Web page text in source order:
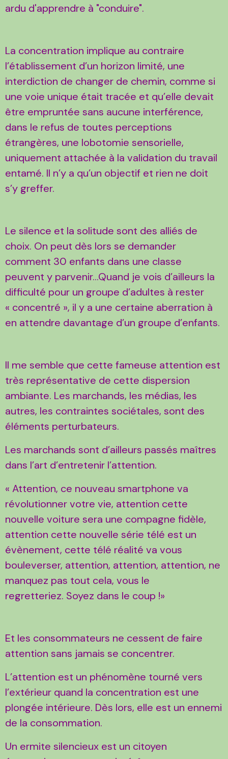
ardu d'apprendre à "conduire".
La concentration implique au contraire
l’établissement d’un horizon limité, une
interdiction de changer de chemin, comme si
une voie unique était tracée et qu’elle devait
être empruntée sans aucune interférence,
dans le refus de toutes perceptions
étrangères, une lobotomie sensorielle,
uniquement attachée à la validation du travail
entamé. Il n’y a qu’un objectif et rien ne doit
s’y greffer.
Le silence et la solitude sont des alliés de
choix. On peut dès lors se demander
comment 30 enfants dans une classe
peuvent y parvenir…Quand je vois d’ailleurs la
difficulté pour un groupe d’adultes à rester
« concentré », il y a une certaine aberration à
en attendre davantage d’un groupe d’enfants.
Il me semble que cette fameuse attention est
très représentative de cette dispersion
ambiante. Les marchands, les médias, les
autres, les contraintes sociétales, sont des
éléments perturbateurs.
Les marchands sont d’ailleurs passés maîtres
dans l’art d’entretenir l’attention.
« Attention, ce nouveau smartphone va
révolutionner votre vie, attention cette
nouvelle voiture sera une compagne fidèle,
attention cette nouvelle série télé est un
évènement, cette télé réalité va vous
bouleverser, attention, attention, attention, ne
manquez pas tout cela, vous le
regretteriez. Soyez dans le coup !»
Et les consommateurs ne cessent de faire
attention sans jamais se concentrer.
L’attention est un phénomène tourné vers
l’extérieur quand la concentration est une
plongée intérieure. Dès lors, elle est un ennemi
de la consommation.
Un ermite silencieux est un citoyen